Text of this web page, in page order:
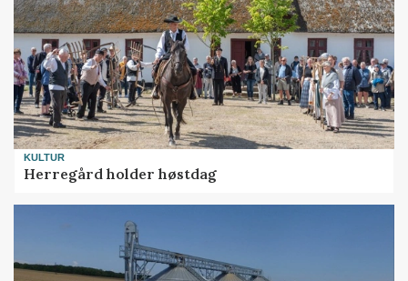
KULTUR
Herregård holder høstdag